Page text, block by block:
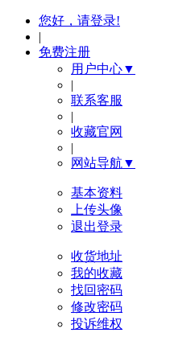
您好，请登录!
|
免费注册
用户中心▼
|
联系客服
|
收藏官网
|
网站导航▼
基本资料
上传头像
退出登录
收货地址
我的收藏
找回密码
修改密码
投诉维权